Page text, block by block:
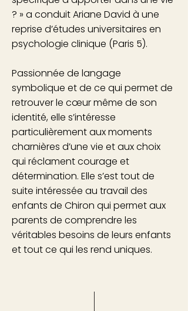
? » a conduit Ariane David à une
reprise d’études universitaires en
psychologie clinique (Paris 5).
Passionnée de langage
symbolique et de ce qui permet de
retrouver le cœur même de son
identité, elle s’intéresse
particulièrement aux moments
charnières d’une vie et aux choix
qui réclament courage et
détermination. Elle s’est tout de
suite intéressée au travail des
enfants de Chiron qui permet aux
parents de comprendre les
véritables besoins de leurs enfants
et tout ce qui les rend uniques.